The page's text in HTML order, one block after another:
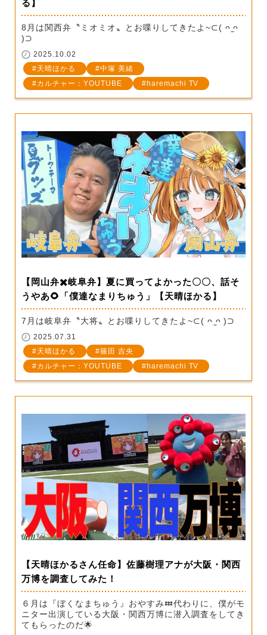
る】
8月は関西弁〝ミオミオ〟とお喋りしてきたよ~⊂( ᴖ ̫ᴖ
)⊃
2025.10.02
天晴ほかる
中塚 美緒
カルチャー：YOUTUBE
haremachi TV
【岡山弁✖️岐阜弁】夏に買ってよかった〇〇、話そ
うやあ🌻「僕達なまりちゅう」【天晴ほかる】
7月は岐阜弁〝大将〟とお喋りしてきたよ~⊂( ᴖ ̫ᴖ )⊃
2025.07.31
天晴ほかる
篠田 吉央
カルチャー：YOUTUBE
haremachi TV
【天晴ほかるさん任命】佐藤樹理アナが大阪・関西
万博を調査してみた！
６月は『ぼくなまちゅう』おやすみ💤代わりに、僕がモ
ニター出演している大阪・関西万博に潜入調査をしてき
てもらったのだ🌟